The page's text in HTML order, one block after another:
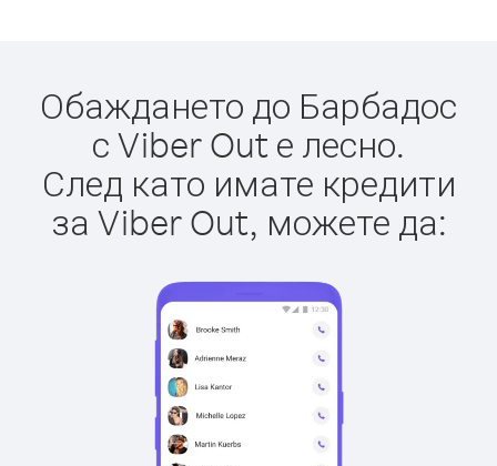
Обаждането до Барбадос
с Viber Out е лесно.
След като имате кредити
за Viber Out, можете да: